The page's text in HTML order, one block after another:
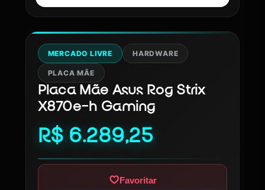
MERCADO LIVRE HARDWARE
PLACA MÃE
Placa Mãe Asus Rog Strix
X870e-h Gaming
R$ 6.289,25
Favoritar